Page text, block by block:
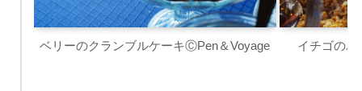
ベリーのクランブルケーキⒸPen＆Voyage イチゴの